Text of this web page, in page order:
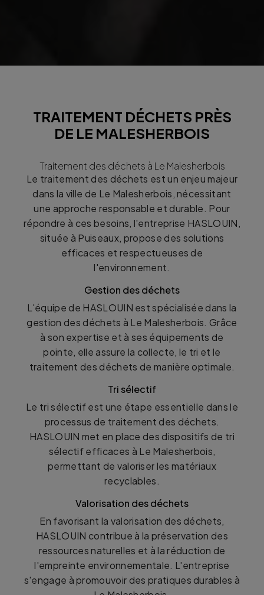
TRAITEMENT DÉCHETS PRÈS
DE LE MALESHERBOIS
Traitement des déchets à Le Malesherbois
Le traitement des déchets est un enjeu majeur
dans la ville de Le Malesherbois, nécessitant
une approche responsable et durable. Pour
répondre à ces besoins, l'entreprise HASLOUIN,
située à Puiseaux, propose des solutions
efficaces et respectueuses de
l'environnement.
Gestion des déchets
L'équipe de HASLOUIN est spécialisée dans la
gestion des déchets à Le Malesherbois. Grâce
à son expertise et à ses équipements de
pointe, elle assure la collecte, le tri et le
traitement des déchets de manière optimale.
Tri sélectif
Le tri sélectif est une étape essentielle dans le
processus de traitement des déchets.
HASLOUIN met en place des dispositifs de tri
sélectif efficaces à Le Malesherbois,
permettant de valoriser les matériaux
recyclables.
Valorisation des déchets
En favorisant la valorisation des déchets,
HASLOUIN contribue à la préservation des
ressources naturelles et à la réduction de
l'empreinte environnementale. L'entreprise
s'engage à promouvoir des pratiques durables à